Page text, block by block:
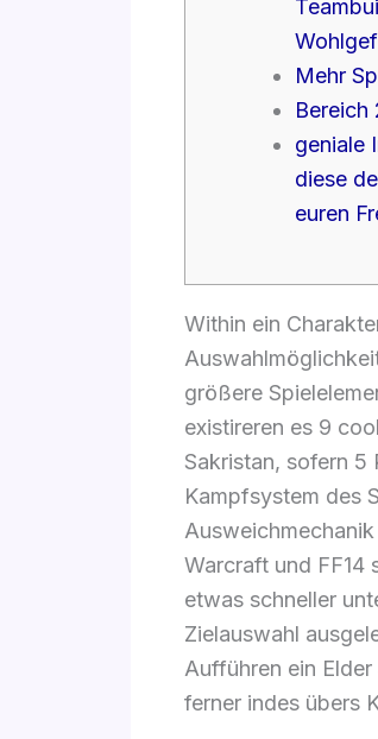
Mehr
Bereich
geniale
diese
euren
Within ein
größere
existireren es 9
Sakristan, sofern 5
Kampfsystem des
Ausweichmechanik
Warcraft und FF14
etwas schneller
Zielauswahl
Aufführen ein
ferner indes übers